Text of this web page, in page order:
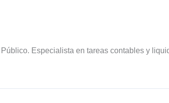
Especialista en tareas contables y